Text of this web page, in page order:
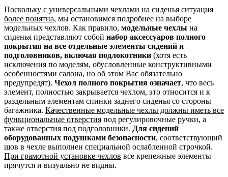
Поскольку с универсальными чехлами на сиденья ситуация
более понятна, мы остановимся подробнее на выборе
модельных чехлов. Как правило, модельные чехлы на
сиденья представляют собой набор аксессуаров полного
покрытия на все отдельные элементы сидений и
подголовников, включая подлокотники (хотя есть
исключения по моделям, обусловленные конструктивными
особенностями салона, но об этом Вас обязательно
предупредят). Чехол полного покрытия означает, что весь
элемент, полностью закрывается чехлом, это относится и к
раздельным элементам спинки заднего сиденья со стороны
багажника. Качественные модельные чехлы должны иметь все
функциональные отверстия под регулировочные ручки, а
также отверстия под подголовники. Для сидений
оборудованных подушками безопасности, соответствующий
шов в чехле выполнен специальной ослабленной строчкой.
При грамотной установке чехлов все крепежные элементы
прячутся и визуально не видны.